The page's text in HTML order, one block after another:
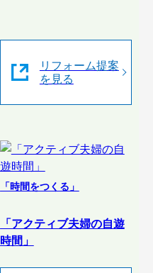
リフォーム提案
を見る
「時間をつくる」
「アクティブ夫婦の自遊
時間」